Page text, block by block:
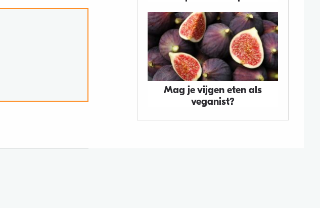
Mag je vijgen eten als
veganist?